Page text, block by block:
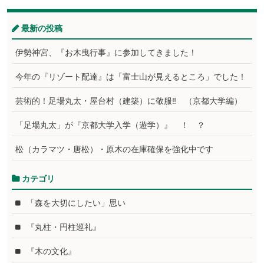
最新の投稿
伊勢神宮、『お木曳行事』に参加してきました！
今年の『リゾート配達』は「富士山が見えるところ」でした！
芸術的！足場丸太・屋台村（建築）に敬服‼ （京都大学編）
「足場丸太」が『京都大学入学（遊学）』 ！ ？
松（カラマツ・唐松）・原木の在庫確保を強化中です
カテゴリ
「森を大切にしたい」思い
『丸柱・円柱巡礼』
『木の文化』